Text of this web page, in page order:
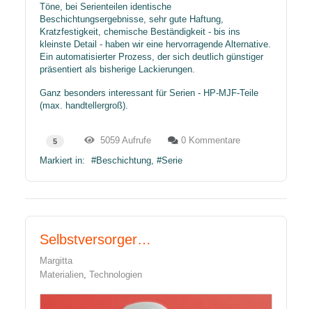
Töne, bei Serienteilen identische
Beschichtungsergebnisse, sehr gute Haftung,
Kratzfestigkeit, chemische Beständigkeit - bis ins
kleinste Detail - haben wir eine hervorragende Alternative.
Ein automatisierter Prozess, der sich deutlich günstiger
präsentiert als bisherige Lackierungen.
Ganz besonders interessant für Serien - HP-MJF-Teile
(max. handtellergroß).
5 5059 Aufrufe
0 Kommentare
Markiert in:
Beschichtung Serie
Selbstversorger…
Margitta
Materialien Technologien